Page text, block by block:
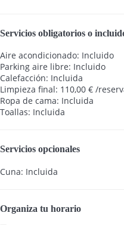
Servicios obligatorios o
Aire acondicionado: Incluido
Parking aire libre: Incluido
Calefacción: Incluida
Limpieza final: 110,00 € /
Ropa de cama: Incluida
Toallas: Incluida
Servicios opcionales
Cuna: Incluida
Organiza tu horario